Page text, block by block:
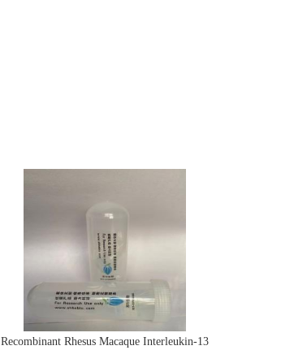
Recombinant Rhesus Macaque Interleukin-13